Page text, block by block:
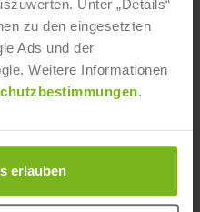
Unter „Details“
zu den eingesetzten
Ads und der
Weitere Informationen
.
erlauben
vereinbar, wenn man
super Partner an der
Vielen Dank!
unsereWebseite
Informationen zu unseren
und -
.